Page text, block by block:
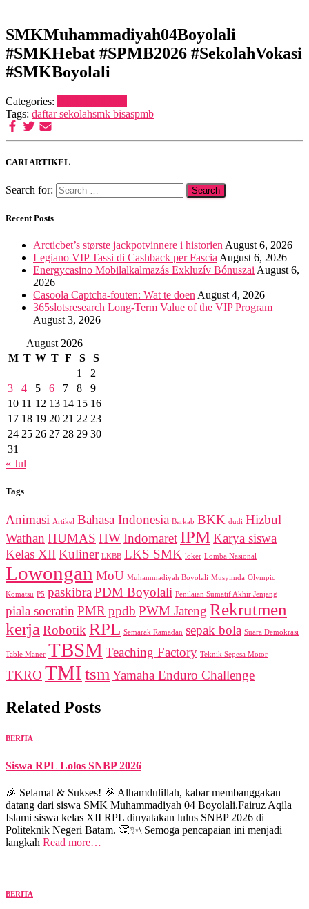
SMKMuhammadiyah04Boyolali
#SMKHebat #SPMB2026 #SekolahVokasi
#SMKBoyolali
Categories:
Tags: daftar sekolahsmk bisaspmb
CARI ARTIKEL
Search for:
Recent Posts
Arcticbet’s største jackpotvinnere i historienAugust 6, 2026
Legiano VIP Tassi di Cashback per FasciaAugust 6, 2026
Energycasino Mobilalkalmazás Exkluzív BónuszaiAugust 6,
2026
Casoola Captcha-fouten: Wat te doenAugust 4, 2026
365slotsresearch Long-Term Value of the VIP Program
August 3, 2026
August 2026
M T W T F S
S
1
2
3
4 5 6 7 8
9
10 11 12 13 14 15 16
17 18 19 20 21 22 23
24 25 26 27 28 29 30
31
« Jul
Tags
Animasi Artikel Bahasa Indonesia Barkab BKK dudi Hizbul
Wathan HUMAS HWIndomaret IPMKarya siswa
Kelas XIIKuliner LKBB LKS SMK loker Lomba Nasional
Lowongan MoU Muhammadiyah Boyolali Musyimda Olympic
Komatsu P5 paskibra PDM Boyolali Penilaian Sumatif Akhir Jenjang
piala soeratin PMR ppdb PWM Jateng Rekrutmen
kerja Robotik RPL Semarak Ramadan sepak bola Suara Demokrasi
Table Maner TBSM Teaching Factory Teknik Sepesa Motor
TKRO TMItsm Yamaha Enduro Challenge
Related Posts
BERITA
Siswa RPL Lolos SNBP 2026
🎉 Selamat & Sukses! 🎉 Alhamdulillah, kabar membanggakan
datang dari siswa SMK Muhammadiyah 04 Boyolali.Fairuz Aqila
Islami siswa kelas XII RPL dinyatakan lulus SNBP 2026 di
Politeknik Negeri Batam. 👏✨\ Semoga pencapaian ini menjadi
langkah Read more…
BERITA